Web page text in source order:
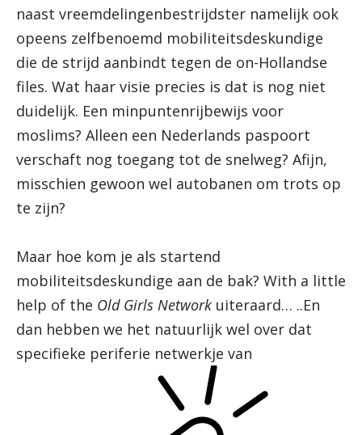
naast vreemdelingenbestrijdster namelijk ook
opeens zelfbenoemd mobiliteitsdeskundige
die de strijd aanbindt tegen de on-Hollandse
files. Wat haar visie precies is dat is nog niet
duidelijk. Een minpuntenrijbewijs voor
moslims? Alleen een Nederlands paspoort
verschaft nog toegang tot de snelweg? Afijn,
misschien gewoon wel autobanen om trots op
te zijn?
Maar hoe kom je als startend
mobiliteitsdeskundige aan de bak? With a little
help of the Old Girls Network uiteraard… ..En
dan hebben we het natuurlijk wel over dat
specifieke periferie netwerkje van